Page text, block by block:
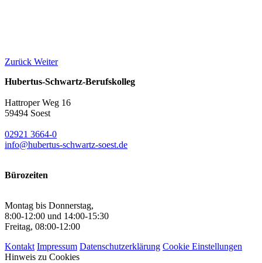
Zurück Weiter
Hubertus-Schwartz-Berufskolleg
Hattroper Weg 16
59494 Soest
02921 3664-0
info@hubertus-schwartz-soest.de
Bürozeiten
Montag bis Donnerstag,
8:00-12:00 und 14:00-15:30
Freitag, 08:00-12:00
Kontakt Impressum Datenschutzerklärung Cookie Einstellungen
Hinweis zu Cookies